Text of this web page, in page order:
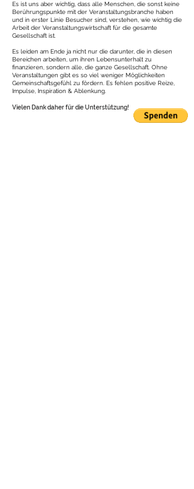
Es ist uns aber wichtig, dass alle Menschen, die sonst keine
Berührungspunkte mit der Veranstaltungsbranche haben
und in erster Linie Besucher sind, verstehen, wie wichtig die
Arbeit der Veranstaltungswirtschaft für die gesamte
Gesellschaft ist.
Es leiden am Ende ja nicht nur die darunter, die in diesen
Bereichen arbeiten, um ihren Lebensunterhalt zu
finanzieren, sondern alle, die ganze Gesellschaft. Ohne
Veranstaltungen gibt es so viel weniger Möglichkeiten
Gemeinschaftsgefühl zu fördern. Es fehlen positive Reize,
Impulse, Inspiration & Ablenkung.
Vielen Dank daher für die Unterstützung!